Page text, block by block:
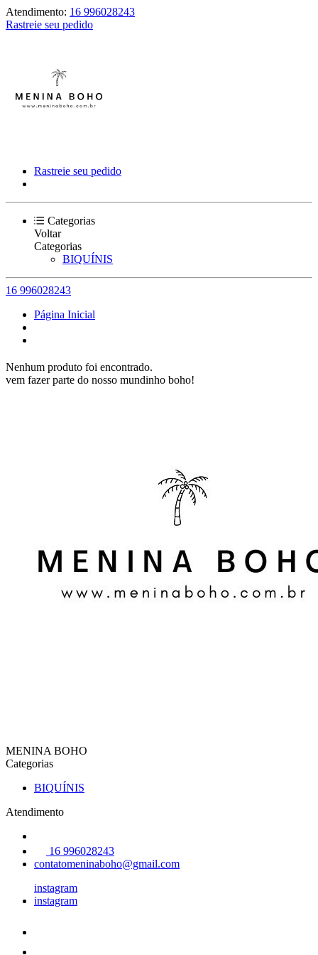
Atendimento: 16 996028243
Rastreie seu pedido
Rastreie seu pedido
Categorias
Voltar
Categorias
BIQUÍNIS
16 996028243
Página Inicial
Nenhum produto foi encontrado.
vem fazer parte do nosso mundinho boho!
MENINA BOHO
Categorias
BIQUÍNIS
Atendimento
16 996028243
contatomeninaboho@gmail.com
instagram
instagram